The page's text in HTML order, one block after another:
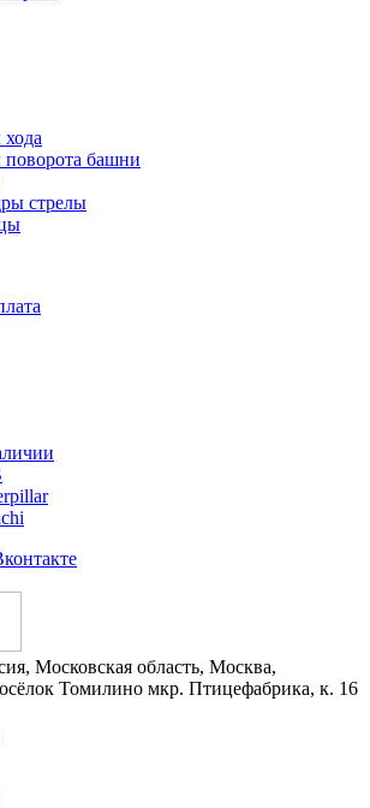
башни
стрелы
, Московская область, Москва,
Томилино мкр. Птицефабрика, к. 16